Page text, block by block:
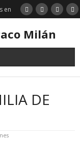
en
Milán
DE